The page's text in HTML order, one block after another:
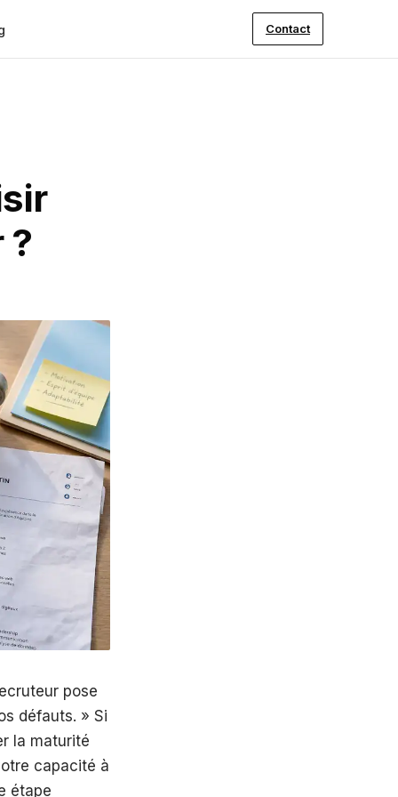
Contact
pose
défauts. » Si
la maturité
capacité à
étape